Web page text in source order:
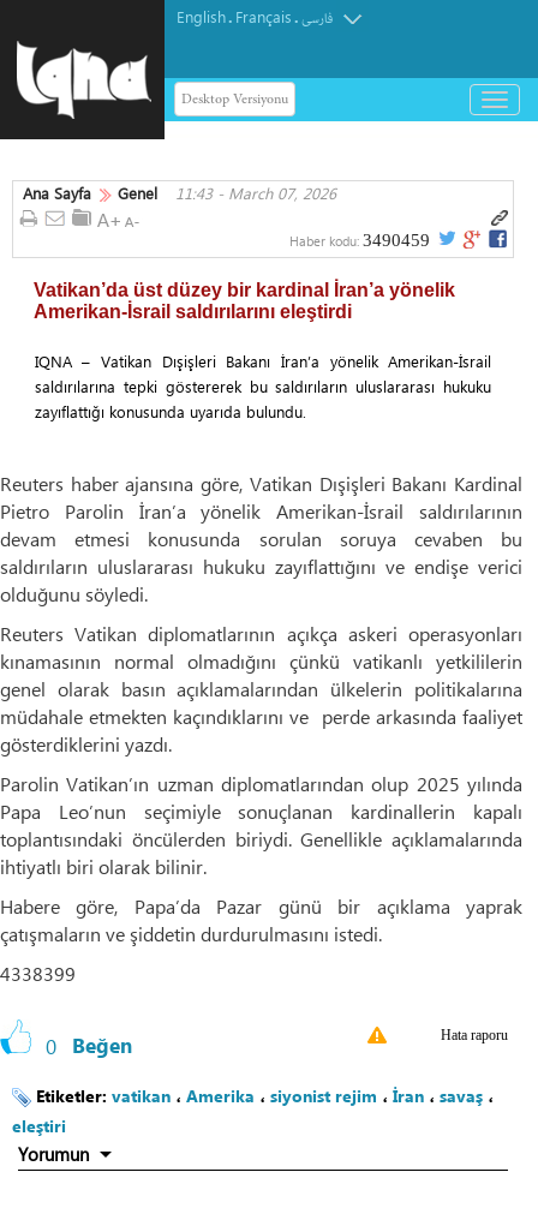
English. Français.فارسی
Desktop Versiyonu
باز
و
کردن
Ana Sayfa Genel 11:43 - March 07, 2026
Haber kodu: 3490459
Vatikan’da üst düzey bir kardinal İran’a yönelik
Amerikan-İsrail saldırılarını eleştirdi
IQNA – Vatikan Dışişleri Bakanı İran’a yönelik Amerikan-İsrail
saldırılarına tepki göstererek bu saldırıların uluslararası hukuku
zayıflattığı konusunda uyarıda bulundu.
Reuters haber ajansına göre, Vatikan Dışişleri Bakanı Kardinal
Pietro Parolin İran’a yönelik Amerikan-İsrail saldırılarının
devam etmesi konusunda sorulan soruya cevaben bu
saldırıların uluslararası hukuku zayıflattığını ve endişe verici
olduğunu söyledi.
Reuters Vatikan diplomatlarının açıkça askeri operasyonları
kınamasının normal olmadığını çünkü vatikanlı yetkililerin
genel olarak basın açıklamalarından ülkelerin politikalarına
müdahale etmekten kaçındıklarını ve perde arkasında faaliyet
gösterdiklerini yazdı.
Parolin Vatikan’ın uzman diplomatlarından olup 2025 yılında
Papa Leo’nun seçimiyle sonuçlanan kardinallerin kapalı
toplantısındaki öncülerden biriydi. Genellikle açıklamalarında
ihtiyatlı biri olarak bilinir.
Habere göre, Papa’da Pazar günü bir açıklama yaprak
çatışmaların ve şiddetin durdurulmasını istedi.
4338399
0 Beğen Hata raporu
Etiketler: vatikan ، Amerika ، siyonist rejim ، İran ، savaş ،
eleştiri
Yorumun